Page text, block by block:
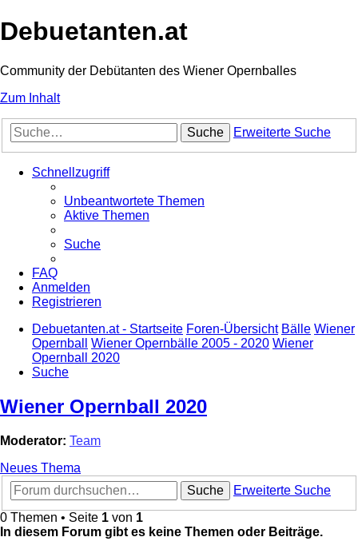
Debuetanten.at
Community der Debütanten des Wiener Opernballes
Zum Inhalt
Suche Erweiterte Suche
Schnellzugriff
Unbeantwortete Themen
Aktive Themen
Suche
FAQ
Anmelden
Registrieren
Debuetanten.at - Startseite Foren-Übersicht Bälle Wiener
Opernball
Wiener Opernbälle 2005 - 2020 Wiener
Opernball 2020
Suche
Wiener Opernball 2020
Moderator: Team
Neues Thema
Suche
Erweiterte Suche
0 Themen • Seite 1 von 1
In diesem Forum gibt es keine Themen oder Beiträge.